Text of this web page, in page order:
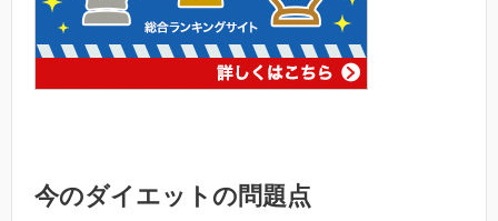
今のダイエットの問題点